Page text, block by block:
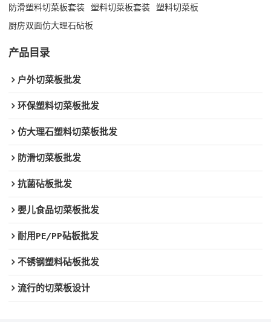
防滑塑料切菜板套装 塑料切菜板套装 塑料切菜板
厨房双面仿大理石砧板
产品目录
户外切菜板批发
环保塑料切菜板批发
仿大理石塑料切菜板批发
防滑切菜板批发
抗菌砧板批发
婴儿食品切菜板批发
耐用PE/PP砧板批发
不锈钢塑料砧板批发
流行的切菜板设计